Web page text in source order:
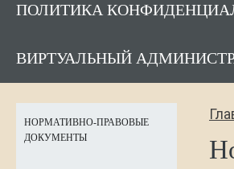
ПОЛИТИКА
ВИРТУАЛЬНЫЙ
НОРМАТИВНО-ПРАВОВЫЕ
ДОКУМЕНТЫ